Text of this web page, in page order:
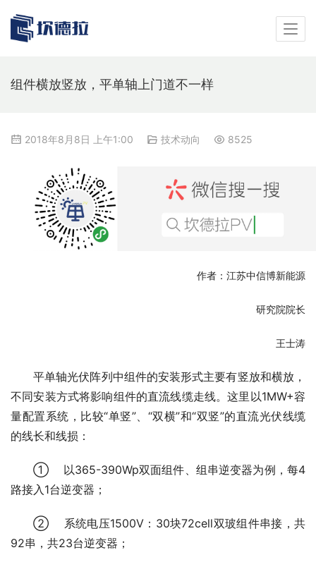
组件横放竖放，平单轴上门道不一样
2018年8月8日 上午1:00 技术动向 8525
作者：江苏中信博新能源
研究院院长
王士涛
平单轴光伏阵列中组件的安装形式主要有竖放和横放，
不同安装方式将影响组件的直流线缆走线。这里以1MW+容
量配置系统，比较“单竖”、“双横”和“双竖”的直流光伏线缆
的线长和线损：
① 以365-390Wp双面组件、组串逆变器为例，每4
路接入1台逆变器；
② 系统电压1500V：30块72cell双玻组件串接，共
92串，共23台逆变器；